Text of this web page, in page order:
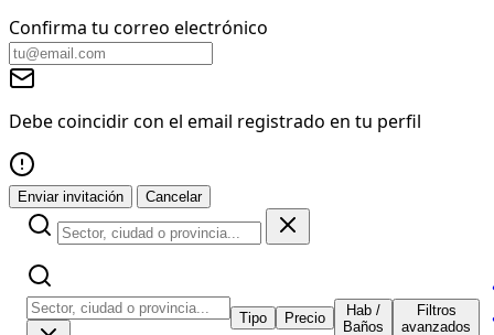
Confirma tu correo electrónico
Debe coincidir con el email registrado en tu perfil
Enviar invitación Cancelar
Tipo Precio
Hab /
Baños
Filtros
avanzados